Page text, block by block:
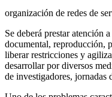
organización de redes de
Se deberá prestar atención
do­cumental, reproducción,
liberar res­tricciones y
desarrollar por diversos
de investigadores, jornadas